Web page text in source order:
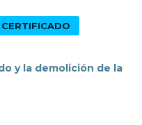
CERTIFICADO
y la demolición de la